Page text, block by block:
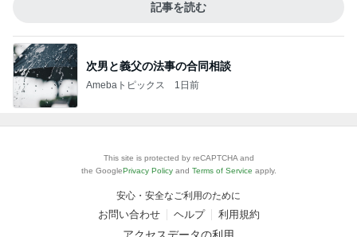
記事を読む
次男と義父の法事の合同相談
Amebaトピックス 1日前
This site is protected by reCAPTCHA and
the GooglePrivacy Policy and Terms of Service apply.
安心・安全なご利用のために
お問い合わせ ヘルプ 利用規約